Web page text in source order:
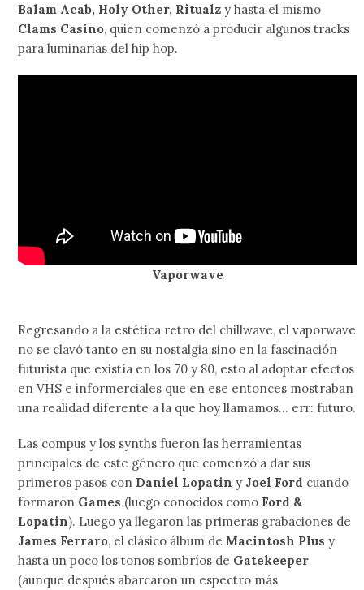
Balam Acab, Holy Other, Ritualzy hasta el mismo
Clams Casino, quien comenzó a producir algunos tracks
para luminarias del hip hop.
Vaporwave
Regresando a la estética retro del chillwave, el vaporwave
no se clavó tanto en su nostalgia sino en la fascinación
futurista que existía en los 70 y 80, esto al adoptar efectos
en VHS e informerciales que en ese entonces mostraban
una realidad diferente a la que hoy llamamos… err: futuro.
Las compus y los synths fueron las herramientas
principales de este género que comenzó a dar sus
primeros pasos con Daniel Lopatin y Joel Ford cuando
formaron Games (luego conocidos como Ford &
Lopatin). Luego ya llegaron las primeras grabaciones de
James Ferraro, el clásico álbum de Macintosh Plusy
hasta un poco los tonos sombríos de Gatekeeper
(aunque después abarcaron un espectro más